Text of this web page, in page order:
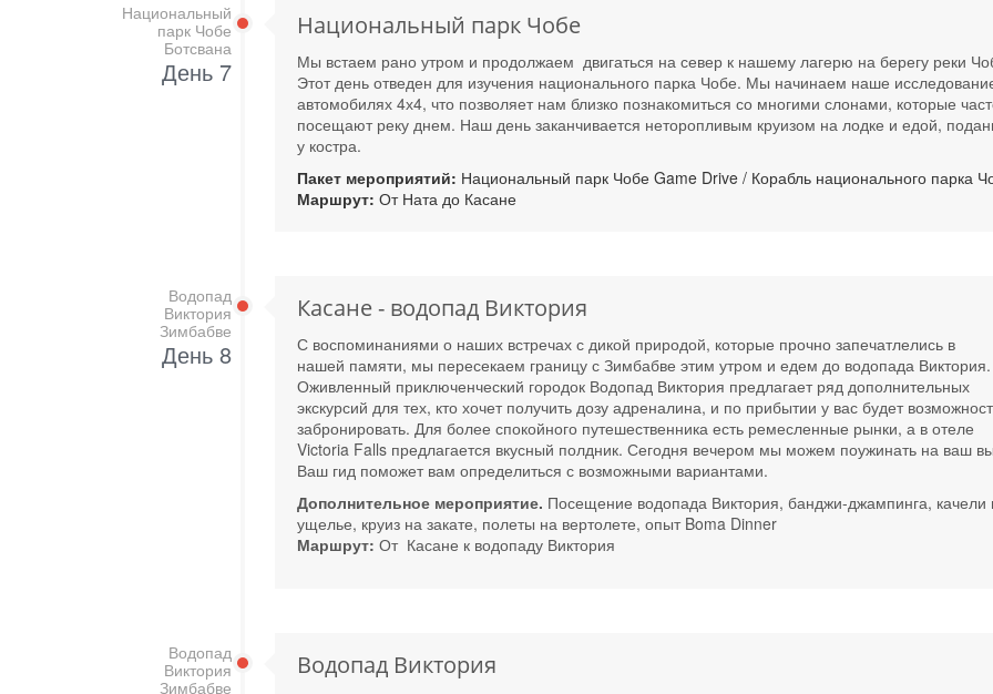
Национальный
парк Чобе
Ботсвана
День 7
Национальный парк Чобе
Мы встаем рано утром и продолжаем двигаться на север к нашему лагерю на берегу реки
Этот день отведен для изучения национального парка Чобе. Мы начинаем наше
автомобилях 4х4, что позволяет нам близко познакомиться со многими слонами, которые
посещают реку днем. Наш день заканчивается неторопливым круизом на лодке и едой,
у костра.
Пакет мероприятий: Национальный парк Чобе Game Drive / Корабль национального парка
Маршрут: От Ната до Касане
Водопад
Виктория
Зимбабве
День 8
Касане - водопад Виктория
С воспоминаниями о наших встречах с дикой природой, которые прочно запечатлелись в
нашей памяти, мы пересекаем границу с Зимбабве этим утром и едем до водопада Виктория.
Оживленный приключенческий городок Водопад Виктория предлагает ряд дополнительных
экскурсий для тех, кто хочет получить дозу адреналина, и по прибытии у вас будет
забронировать. Для более спокойного путешественника есть ремесленные рынки, а в отеле
Victoria Falls предлагается вкусный полдник. Сегодня вечером мы можем поужинать на ваш
Ваш гид поможет вам определиться с возможными вариантами.
Дополнительное мероприятие. Посещение водопада Виктория, банджи-джампинга, качели
ущелье, круиз на закате, полеты на вертолете, опыт Boma Dinner
Маршрут: От Касане к водопаду Виктория
Водопад
Виктория
Зимбабве
Водопад Виктория